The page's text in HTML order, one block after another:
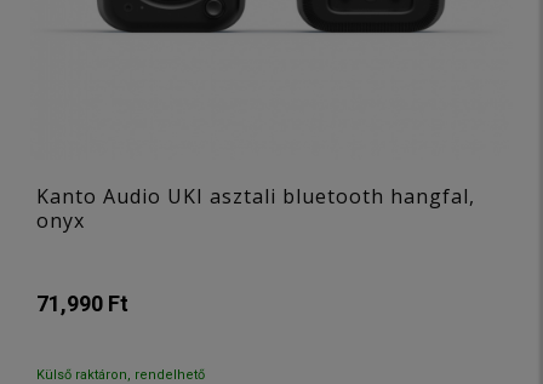
Kanto Audio UKI asztali bluetooth hangfal,
onyx
71,990 Ft
Külső raktáron, rendelhető